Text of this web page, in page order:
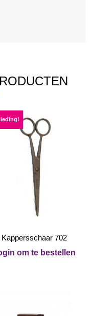
Kappersschaar 702
om te bestellen